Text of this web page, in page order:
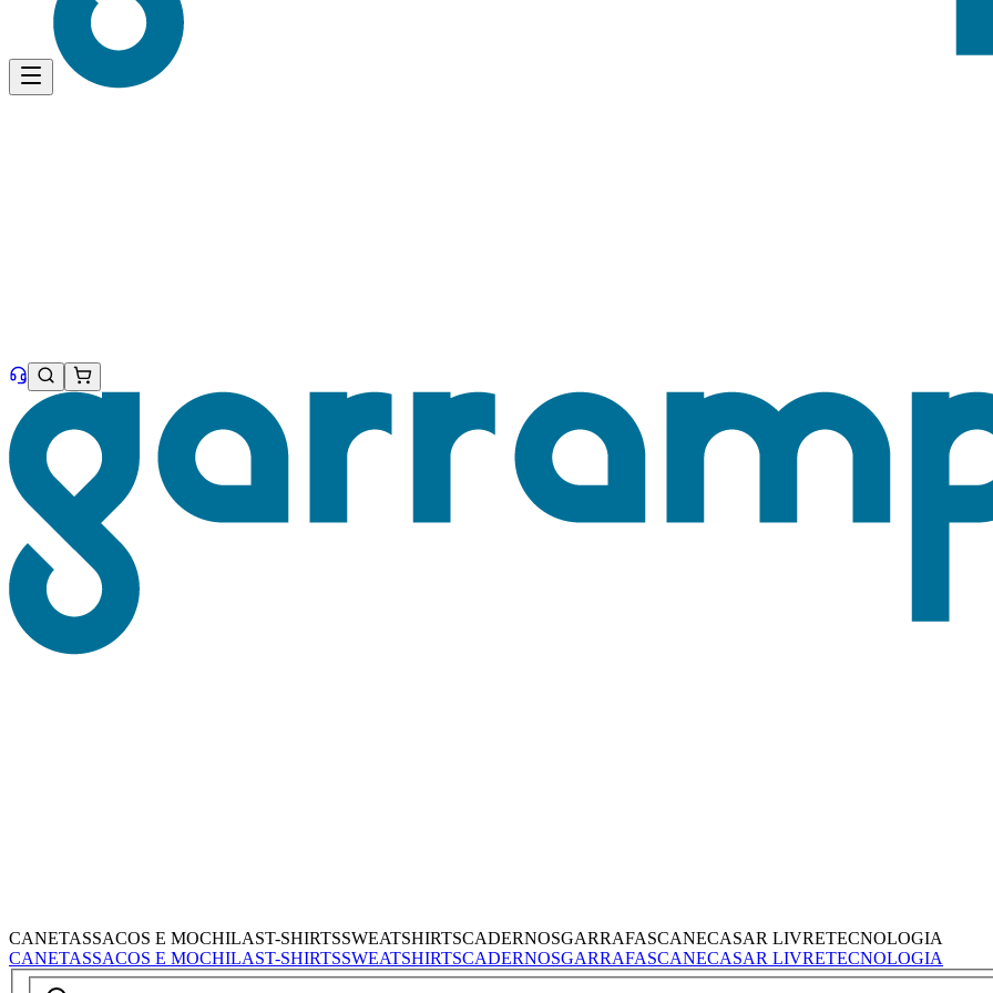
CANETASSACOS E MOCHILAST-SHIRTSSWEATSHIRTSCADERNOSGARRAFASCANECASAR LIVRETECNOLOGIA
CANETASSACOS E MOCHILAST-SHIRTSSWEATSHIRTSCADERNOSGARRAFASCANECASAR LIVRETECNOLOGIA